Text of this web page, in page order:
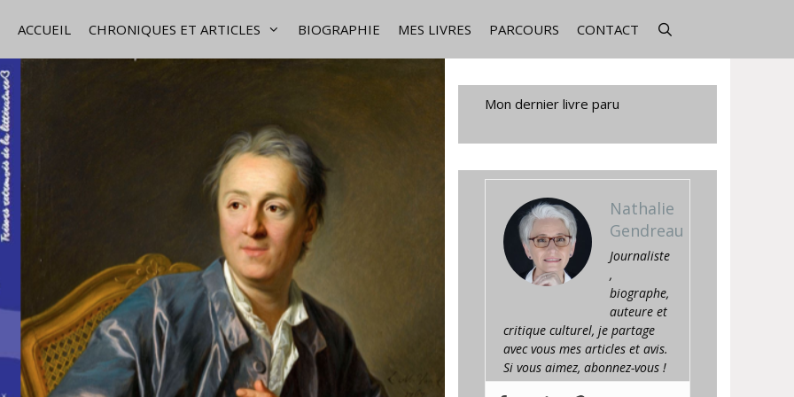
ACCUEIL CHRONIQUES ET ARTICLES BIOGRAPHIE MES LIVRES PARCOURS CONTACT
Mon dernier livre paru
Nathalie
Gendreau
Journaliste
,
biographe,
auteure et
critique culturel, je partage
avec vous mes articles et avis.
Si vous aimez, abonnez-vous !